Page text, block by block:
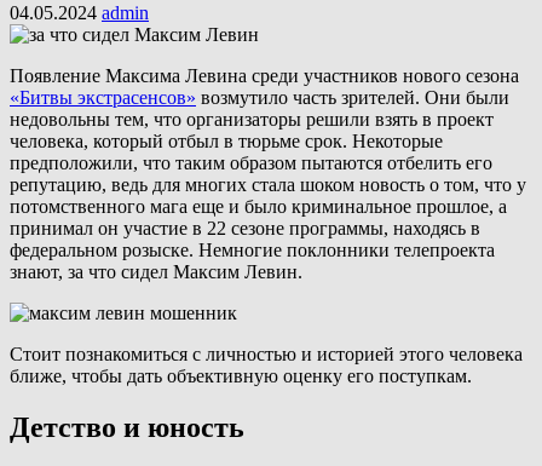
04.05.2024 admin
Появление Максима Левина среди участников нового сезона
«Битвы экстрасенсов» возмутило часть зрителей. Они были
недовольны тем, что организаторы решили взять в проект
человека, который отбыл в тюрьме срок. Некоторые
предположили, что таким образом пытаются отбелить его
репутацию, ведь для многих стала шоком новость о том, что у
потомственного мага еще и было криминальное прошлое, а
принимал он участие в 22 сезоне программы, находясь в
федеральном розыске. Немногие поклонники телепроекта
знают, за что сидел Максим Левин.
Стоит познакомиться с личностью и историей этого человека
ближе, чтобы дать объективную оценку его поступкам.
Детство и юность